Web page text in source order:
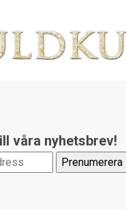
våra nyhetsbrev!